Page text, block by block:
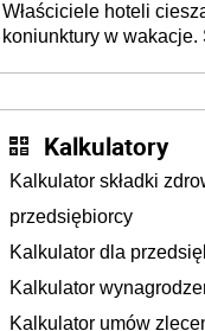
tam, gdzie wielu spędzi
Właściciele hoteli
koniunktury w wakacje.
Kalkulatory
Kalkulator składki
przedsiębiorcy
Kalkulator dla
Kalkulator
Kalkulator umów